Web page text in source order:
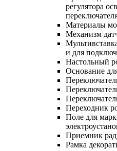
регулятора
Материалы
Механизм
и для
Настольный
Основание
Переходник
Поле для
Приемник
Рамка